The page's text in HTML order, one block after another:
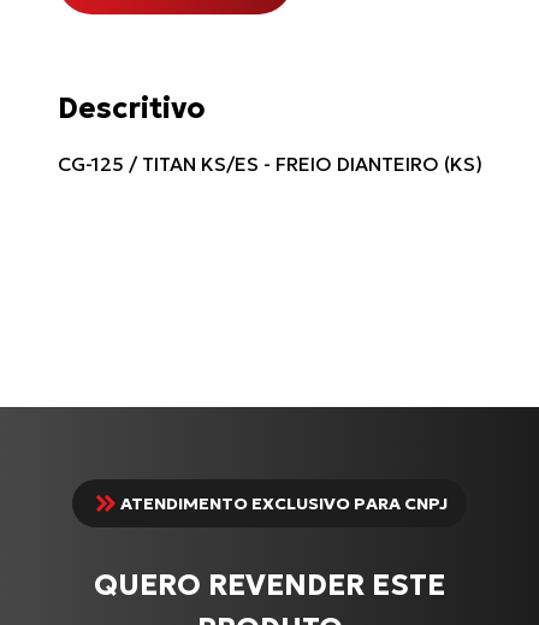
Descritivo
CG-125 / TITAN KS/ES - FREIO DIANTEIRO (KS)
ATENDIMENTO EXCLUSIVO PARA CNPJ
QUERO REVENDER ESTE